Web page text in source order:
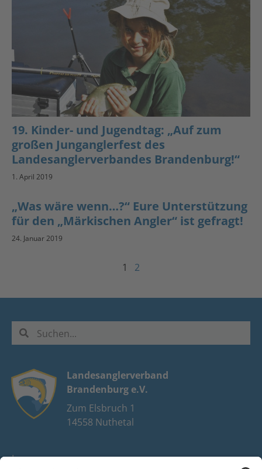
19. Kinder- und Jugendtag: „Auf zum
großen Junganglerfest des
Landesanglerverbandes Brandenburg!“
1. April 2019
„Was wäre wenn…?“ Eure Unterstützung
für den „Märkischen Angler“ ist gefragt!
24. Januar 2019
1 2
Landesanglerverband
Brandenburg e.V.
Zum Elsbruch 1
14558 Nuthetal
Impressum